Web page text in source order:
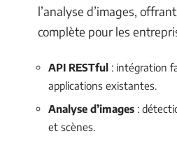
l’analyse d’images,
complète pour les
API RESTful : intégration
applications existantes.
Analyse d’images :
et scènes.